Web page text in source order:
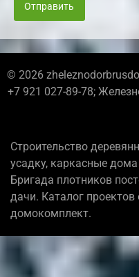
Отправить
© 2026
+7 921 027-89-78;
Строительство
усадку, каркасные
Бригада плотников
дачи. Каталог
домокомплект.